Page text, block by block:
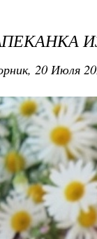
20 Июля